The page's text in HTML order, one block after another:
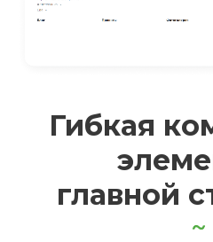
Гибкая
главной